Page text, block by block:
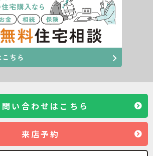
問い合わせはこちら
来店予約